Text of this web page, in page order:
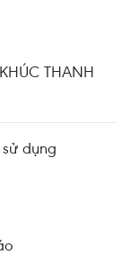
THANH
dụng